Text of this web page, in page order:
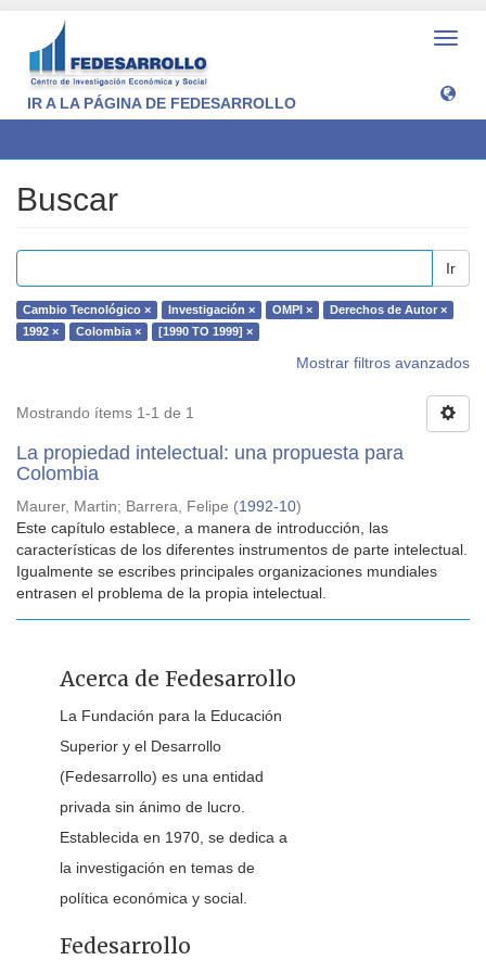
IR A LA PÁGINA DE FEDESARROLLO
Buscar
Ir
Cambio Tecnológico × Investigación × OMPI ×
Derechos de Autor ×
1992 ×
Colombia × [1990 TO 1999] ×
Mostrar filtros avanzados
Mostrando ítems 1-1 de 1
La propiedad intelectual: una propuesta para
Colombia
Maurer, Martin; Barrera, Felipe (1992-10)
Este capítulo establece, a manera de introducción, las
características de los diferentes instrumentos de parte intelectual.
Igualmente se escribes principales organizaciones mundiales
entrasen el problema de la propia intelectual.
Acerca de Fedesarrollo
La Fundación para la Educación
Superior y el Desarrollo
(Fedesarrollo) es una entidad
privada sin ánimo de lucro.
Establecida en 1970, se dedica a
la investigación en temas de
política económica y social.
Fedesarrollo